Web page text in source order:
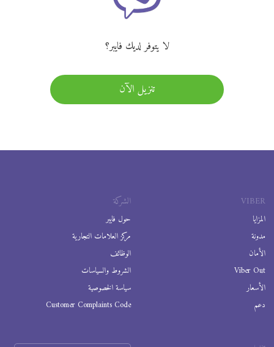
لا يتوفر لديك فايبر؟
تنزيل الآن
VIBER
المزايا
مدونة
الأمان
Viber Out
الأسعار
دعم
الشركة
حول فايبر
مركز العلامات التجارية
الوظائف
الشروط والسياسات
سياسة الخصوصية
Customer Complaints Code